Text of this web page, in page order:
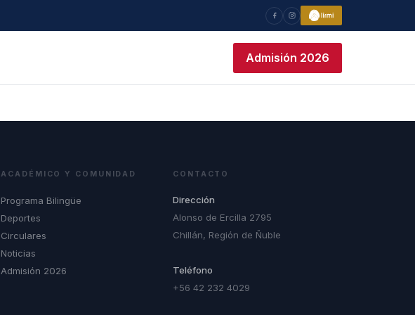
Admisión 2026
ACADÉMICO Y COMUNIDAD
Programa Bilingüe
Deportes
Circulares
Noticias
Admisión 2026
CONTACTO
Dirección
Alonso de Ercilla 2795
Chillán, Región de Ñuble
Teléfono
+56 42 232 4029